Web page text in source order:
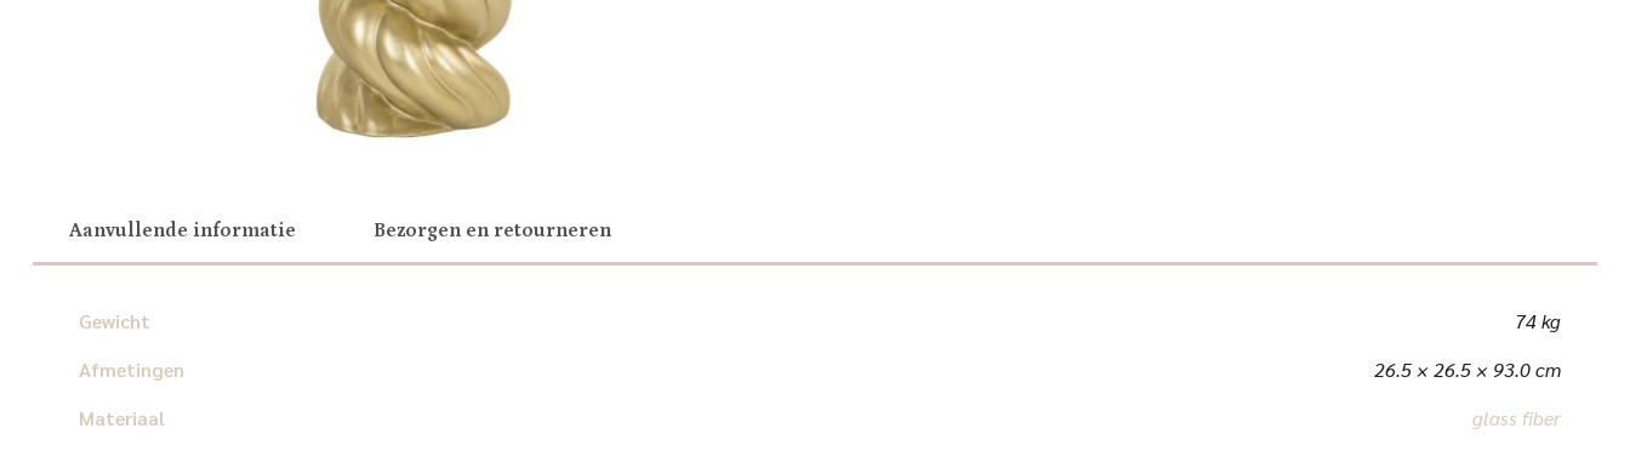
Aanvullende informatie Bezorgen en retourneren
Gewicht
74 kg
Afmetingen
26.5 × 26.5 × 93.0 cm
Materiaal
glass fiber